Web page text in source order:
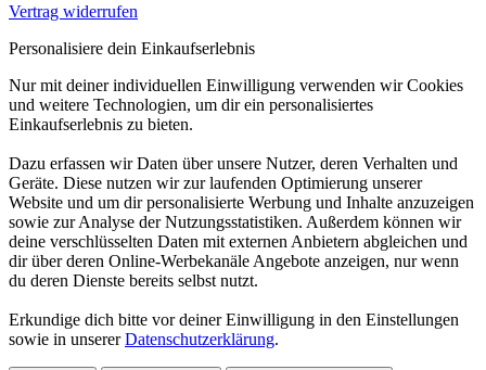
Vertrag widerrufen
Personalisiere dein Einkaufserlebnis
Nur mit deiner individuellen Einwilligung verwenden wir Cookies
und weitere Technologien, um dir ein personalisiertes
Einkaufserlebnis zu bieten.
Dazu erfassen wir Daten über unsere Nutzer, deren Verhalten und
Geräte. Diese nutzen wir zur laufenden Optimierung unserer
Website und um dir personalisierte Werbung und Inhalte anzuzeigen
sowie zur Analyse der Nutzungsstatistiken. Außerdem können wir
deine verschlüsselten Daten mit externen Anbietern abgleichen und
dir über deren Online-Werbekanäle Angebote anzeigen, nur wenn
du deren Dienste bereits selbst nutzt.
Erkundige dich bitte vor deiner Einwilligung in den Einstellungen
sowie in unsererDatenschutzerklärung.